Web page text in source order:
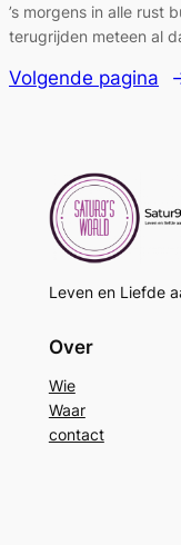
’s morgens in alle rust
terugrijden meteen al
Volgende pagina
Leven en Liefde
Over
Wie
Waar
contact